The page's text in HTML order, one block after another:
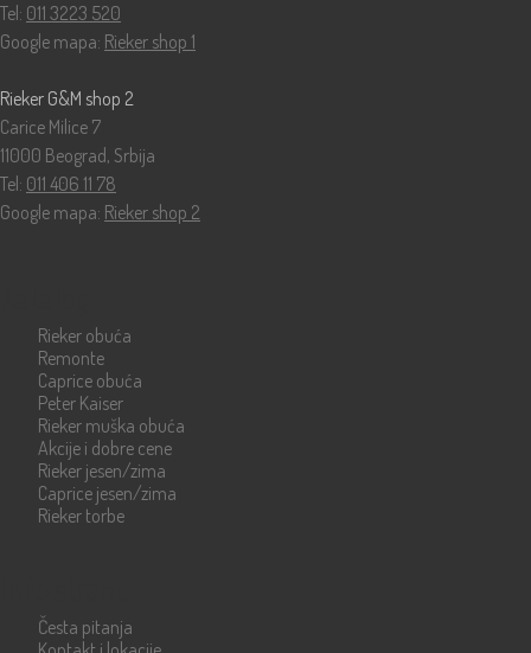
Tel: 011 3223 520
Google mapa: Rieker shop 1
Rieker G&M shop 2
Carice Milice 7
11000 Beograd, Srbija
Tel: 011 406 11 78
Google mapa: Rieker shop 2
Rieker obuća
Remonte
Caprice obuća
Peter Kaiser
Rieker muška obuća
Akcije i dobre cene
Rieker jesen/zima
Caprice jesen/zima
Rieker torbe
Česta pitanja